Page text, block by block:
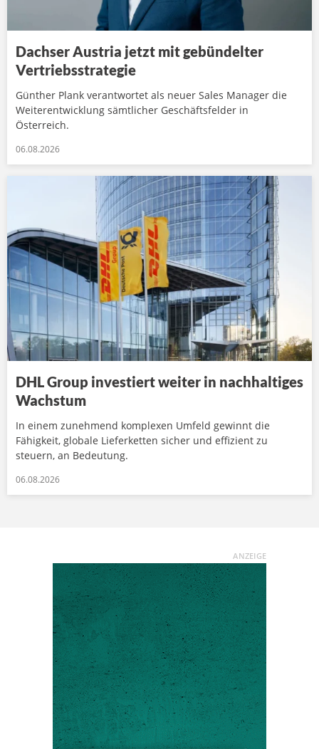
Dachser Austria jetzt mit gebündelter
Vertriebsstrategie
Günther Plank verantwortet als neuer Sales Manager die
Weiterentwicklung sämtlicher Geschäftsfelder in
Österreich.
06.08.2026
DHL Group investiert weiter in nachhaltiges
Wachstum
In einem zunehmend komplexen Umfeld gewinnt die
Fähigkeit, globale Lieferketten sicher und effizient zu
steuern, an Bedeutung.
06.08.2026
ANZEIGE